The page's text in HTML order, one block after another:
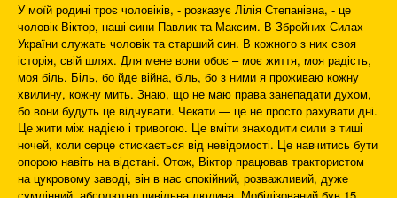
У моїй родині троє чоловіків, - розказує Лілія Степанівна, - це
чоловік Віктор, наші сини Павлик та Максим. В Збройних Силах
України служать чоловік та старший син. В кожного з них своя
історія, свій шлях. Для мене вони обоє – моє життя, моя радість,
моя біль. Біль, бо йде війна, біль, бо з ними я проживаю кожну
хвилину, кожну мить. Знаю, що не маю права занепадати духом,
бо вони будуть це відчувати. Чекати — це не просто рахувати дні.
Це жити між надією і тривогою. Це вміти знаходити сили в тиші
ночей, коли серце стискається від невідомості. Це навчитись бути
опорою навіть на відстані. Отож, Віктор працював трактористом
на цукровому заводі, він в нас спокійний, розважливий, дуже